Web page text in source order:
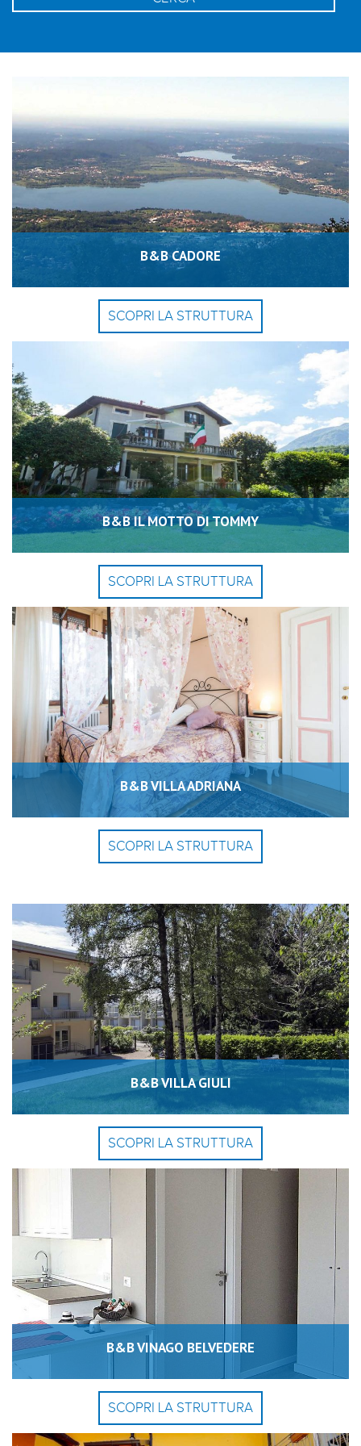
B&B CADORE
SCOPRI LA STRUTTURA
B&B IL MOTTO DI TOMMY
SCOPRI LA STRUTTURA
B&B VILLA ADRIANA
SCOPRI LA STRUTTURA
B&B VILLA GIULI
SCOPRI LA STRUTTURA
B&B VINAGO BELVEDERE
SCOPRI LA STRUTTURA